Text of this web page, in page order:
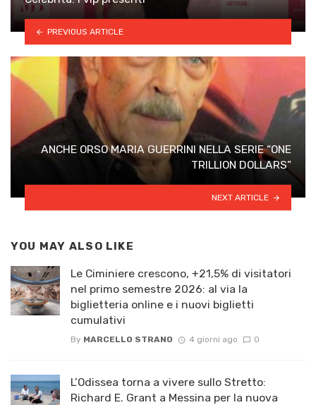
PREVIOUS ARTICLE
ANCHE ORSO MARIA GUERRINI NELLA SERIE “ONE
TRILLION DOLLARS”
NEXT ARTICLE
YOU MAY ALSO LIKE
Le Ciminiere crescono, +21,5% di visitatori
nel primo semestre 2026: al via la
biglietteria online e i nuovi biglietti
cumulativi
By MARCELLO STRANO 4 giorni ago 0
L’Odissea torna a vivere sullo Stretto:
Richard E. Grant a Messina per la nuova